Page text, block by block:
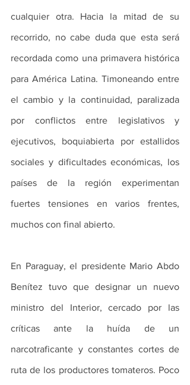
cualquier otra. Hacia la mitad de su
recorrido, no cabe duda que esta será
recordada como una primavera histórica
para América Latina. Timoneando entre
el cambio y la continuidad, paralizada
por conflictos entre legislativos y
ejecutivos, boquiabierta por estallidos
sociales y dificultades económicas, los
países de la región experimentan
fuertes tensiones en varios frentes,
muchos con final abierto.
En Paraguay, el presidente Mario Abdo
Benítez tuvo que designar un nuevo
ministro del Interior, cercado por las
críticas ante la huída de un
narcotraficante y constantes cortes de
ruta de los productores tomateros. Poco